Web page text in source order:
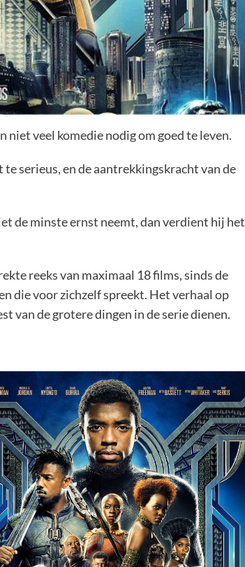
veel komedie nodig om goed te leven.
serieus, en de aantrekkingskracht van de
de minste ernst neemt, dan verdient hij het
reeks van maximaal 18 films, sinds de
die voor zichzelf spreekt. Het verhaal op
van de grotere dingen in de serie dienen.